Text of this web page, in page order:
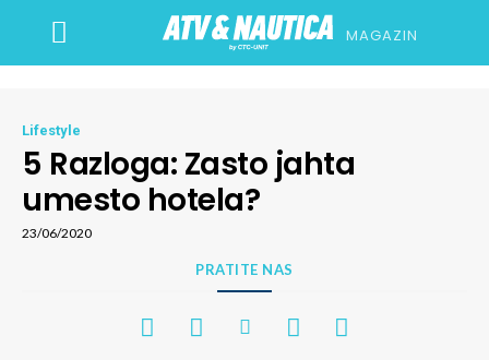
MAGAZIN
Lifestyle
5 Razloga: Zasto jahta
umesto hotela?
23/06/2020
PRATITE NAS